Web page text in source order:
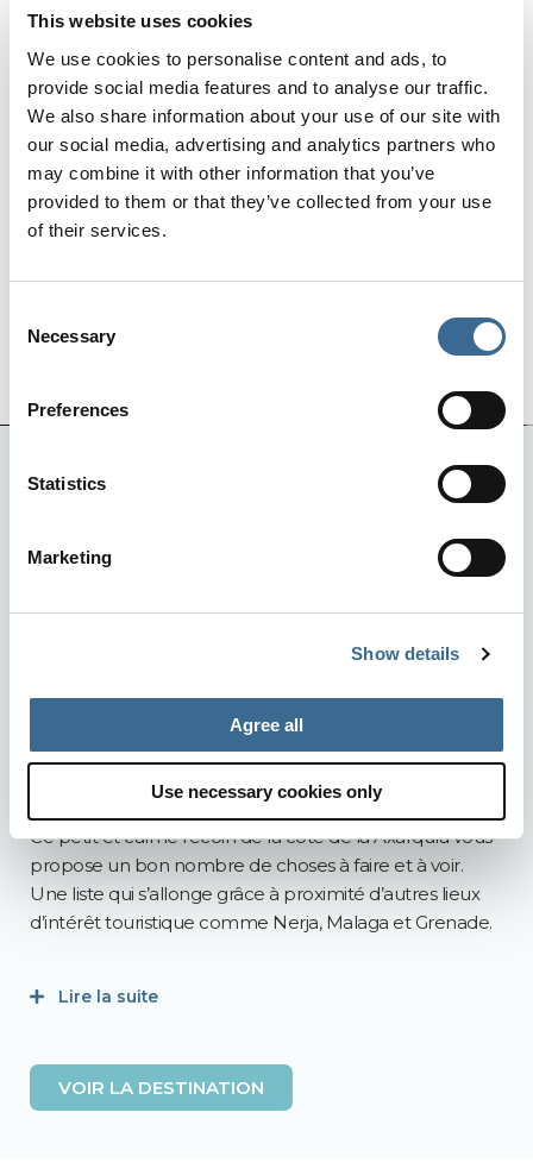
This website uses cookies
We use cookies to personalise content and ads, to
provide social media features and to analyse our traffic.
We also share information about your use of our site with
our social media, advertising and analytics partners who
may combine it with other information that you’ve
provided to them or that they’ve collected from your use
of their services.
Selection
Necessary
Preferences
Statistics
Marketing
Show details
Agree all
Use necessary cookies only
Garantie de l'appartement
en parfait état de nettoyage
et d'entretien
Lesanimaux de
compagnie sont acceptés
jusqu'à 5 kg. Supplément de
10 € par nuit
séjour
QUOI FAIRE ET VOIR
Torrox Costa : votre meilleure destination de
vacances toute l’année
Torrox-Costa est la meilleure destination de vacances,
que cette commune malaguène jouit du meilleur
climat d’Europe. Sa situation géographique entre la mer
Méditerranée et les Sierras de Tejada et d’Almijara
donne ici des températures modérées en été comme
Ce petit et calme recoin de la côte de la Axarquía vous
propose un bon nombre de choses à faire et à voir.
Une liste qui s’allonge grâce à proximité d’autres lieux
d’intérêt touristique comme Nerja, Malaga et Grenade.
Lire la suite
VOIR LA DESTINATION